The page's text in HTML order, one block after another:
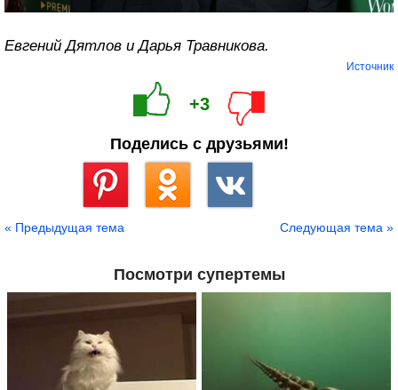
Евгений Дятлов и Дарья Травникова.
Источник
+3
Поделись с друзьями!
« Предыдущая тема Следующая тема »
Посмотри супертемы